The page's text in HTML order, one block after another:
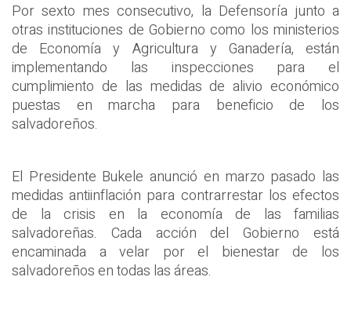
Por sexto mes consecutivo, la Defensoría junto a
otras instituciones de Gobierno como los ministerios
de Economía y Agricultura y Ganadería, están
implementando las inspecciones para el
cumplimiento de las medidas de alivio económico
puestas en marcha para beneficio de los
salvadoreños.
El Presidente Bukele anunció en marzo pasado las
medidas antiinflación para contrarrestar los efectos
de la crisis en la economía de las familias
salvadoreñas. Cada acción del Gobierno está
encaminada a velar por el bienestar de los
salvadoreños en todas las áreas.